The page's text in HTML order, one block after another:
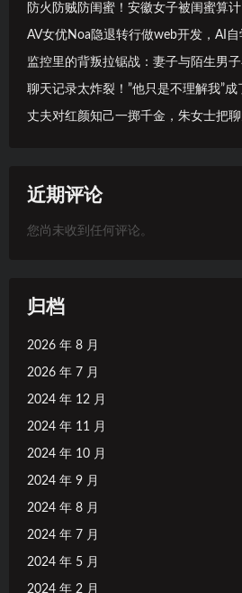
防火防贼防闺蜜！安徽女子被闺蜜算
AV女优Noa隐退转行做web开发，AI
监控里的背叛拉锯战：妻子与陌生男
聊天记录太炸裂！”他只是不理解我”
丈夫对红颜知己一掷千金，朱女士把
近期评论
您尚未收到任何评论。
归档
2026 年 8 月
2026 年 7 月
2024 年 12 月
2024 年 11 月
2024 年 10 月
2024 年 9 月
2024 年 8 月
2024 年 7 月
2024 年 5 月
2024 年 2 月